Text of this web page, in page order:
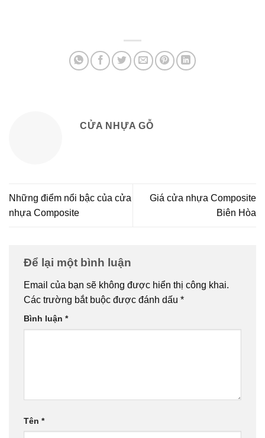
CỬA NHỰA GỖ
Những điểm nổi bậc của cửa
nhựa Composite
Giá cửa nhựa Composite
Biên Hòa
Để lại một bình luận
Email của bạn sẽ không được hiển thị công khai.
Các trường bắt buộc được đánh dấu *
Bình luận *
Tên *